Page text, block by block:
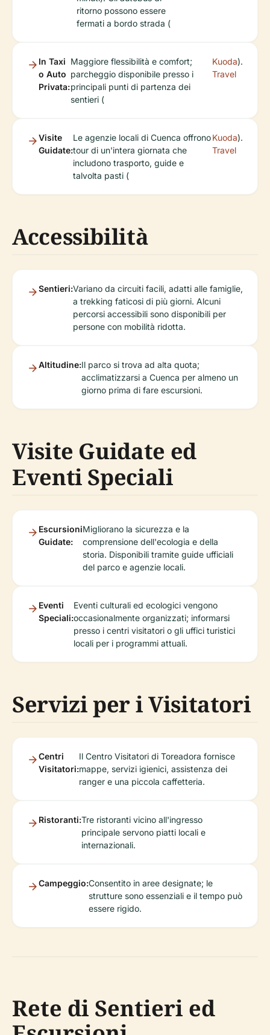
ritorno possono essere
fermati a bordo strada (
In Taxi
o Auto
Privata:
Maggiore flessibilità e comfort;
parcheggio disponibile presso i
principali punti di partenza dei
sentieri (
Kuoda
Travel
).
Visite
Guidate:
Le agenzie locali di Cuenca offrono
tour di un'intera giornata che
includono trasporto, guide e
talvolta pasti (
Kuoda
Travel
).
Accessibilità
Sentieri:Variano da circuiti facili, adatti alle famiglie,
a trekking faticosi di più giorni. Alcuni
percorsi accessibili sono disponibili per
persone con mobilità ridotta.
Altitudine:Il parco si trova ad alta quota;
acclimatizzarsi a Cuenca per almeno un
giorno prima di fare escursioni.
Visite Guidate ed
Eventi Speciali
Escursioni
Guidate:
Migliorano la sicurezza e la
comprensione dell'ecologia e della
storia. Disponibili tramite guide ufficiali
del parco e agenzie locali.
Eventi
Speciali:
Eventi culturali ed ecologici vengono
occasionalmente organizzati; informarsi
presso i centri visitatori o gli uffici turistici
locali per i programmi attuali.
Servizi per i Visitatori
Centri
Visitatori:
Il Centro Visitatori di Toreadora fornisce
mappe, servizi igienici, assistenza dei
ranger e una piccola caffetteria.
Ristoranti:Tre ristoranti vicino all'ingresso
principale servono piatti locali e
internazionali.
Campeggio:Consentito in aree designate; le
strutture sono essenziali e il tempo può
essere rigido.
Rete di Sentieri ed